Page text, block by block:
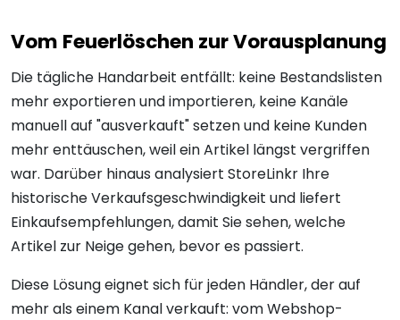
Vom Feuerlöschen zur Vorausplanung
Die tägliche Handarbeit entfällt: keine Bestandslisten
mehr exportieren und importieren, keine Kanäle
manuell auf "ausverkauft" setzen und keine Kunden
mehr enttäuschen, weil ein Artikel längst vergriffen
war. Darüber hinaus analysiert StoreLinkr Ihre
historische Verkaufsgeschwindigkeit und liefert
Einkaufsempfehlungen, damit Sie sehen, welche
Artikel zur Neige gehen, bevor es passiert.
Diese Lösung eignet sich für jeden Händler, der auf
mehr als einem Kanal verkauft: vom Webshop-